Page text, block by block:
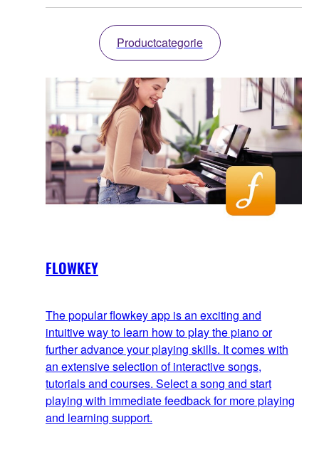
Productcategorie
FLOWKEY
The popular flowkey app is an exciting and
intuitive way to learn how to play the piano or
further advance your playing skills. It comes with
an extensive selection of interactive songs,
tutorials and courses. Select a song and start
playing with immediate feedback for more playing
and learning support.